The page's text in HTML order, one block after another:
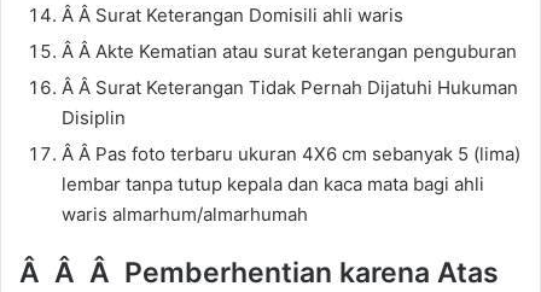
Â Â Surat Keterangan Domisili ahli waris
Â Â Akte Kematian atau surat keterangan penguburan
Â Â Surat Keterangan Tidak Pernah Dijatuhi Hukuman
Disiplin
Â Â Pas foto terbaru ukuran 4X6 cm sebanyak 5 (lima)
lembar tanpa tutup kepala dan kaca mata bagi ahli
waris almarhum/almarhumah
Â Â Â Pemberhentian karena Atas